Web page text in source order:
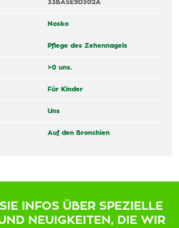
33BA5E9D302A
Nosko
Pflege des Zehennagels
>0 uns.
Für Kinder
Uns
Auf den Bronchien
INFOS ÜBER SPEZIELLE
NEUIGKEITEN, DIE WIR